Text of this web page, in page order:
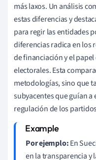
más laxos. Un análisis
estas diferencias y
para regir las entidades
diferencias radica en los
de financiación y el
electorales. Esta
metodologías, sino que
subyacentes que guían a
regulación de los
Por ejemplo:En
en la transparencia y